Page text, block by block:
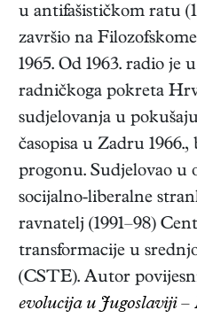
u antifašističkom ratu
završio na
1965. Od 1963. radio
radničkoga pokreta
sudjelovanja u
časopisa u Zadru
progonu. Sudjelovao u
socijalno-liberalne
ravnatelj (1991–98)
transformacije u
(CSTE). Autor
evolucija u Jugoslaviji –